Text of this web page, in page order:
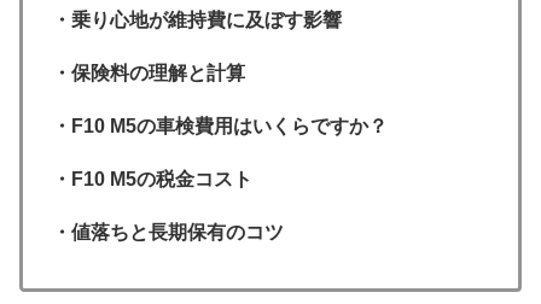
・乗り心地が維持費に及ぼす影響
・保険料の理解と計算
・F10 M5の車検費用はいくらですか？
・F10 M5の税金コスト
・値落ちと長期保有のコツ